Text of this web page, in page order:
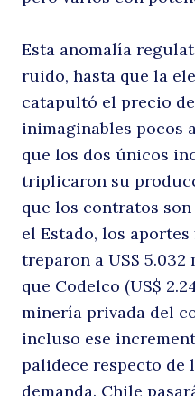
Esta anomalía
ruido, hasta que la
catapultó el precio
inimaginables pocos
que los dos únicos
triplicaron su
que los contratos
el Estado, los aportes
treparon a US$ 5.032
que Codelco (US$
minería privada del
incluso ese
palidece respecto de
demanda. Chile